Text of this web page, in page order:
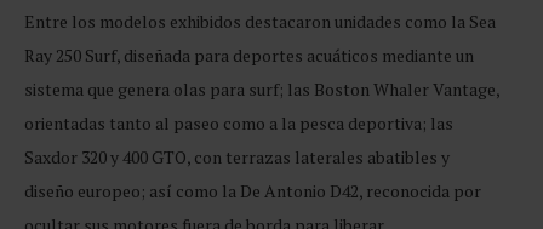
Entre los modelos exhibidos destacaron unidades como la Sea
Ray 250 Surf, diseñada para deportes acuáticos mediante un
sistema que genera olas para surf; las Boston Whaler Vantage,
orientadas tanto al paseo como a la pesca deportiva; las
Saxdor 320 y 400 GTO, con terrazas laterales abatibles y
diseño europeo; así como la De Antonio D42, reconocida por